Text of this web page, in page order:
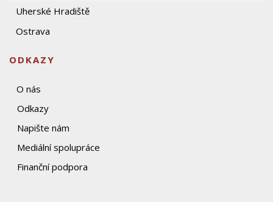
Uherské Hradiště
Ostrava
ODKAZY
O nás
Odkazy
Napište nám
Mediální spolupráce
Finanční podpora